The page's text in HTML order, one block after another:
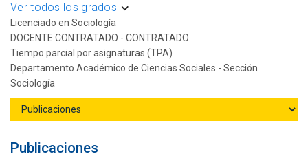
Ver todos los grados
Licenciado en Sociología
DOCENTE CONTRATADO - CONTRATADO
Tiempo parcial por asignaturas (TPA)
Departamento Académico de Ciencias Sociales - Sección
Sociología
Publicaciones